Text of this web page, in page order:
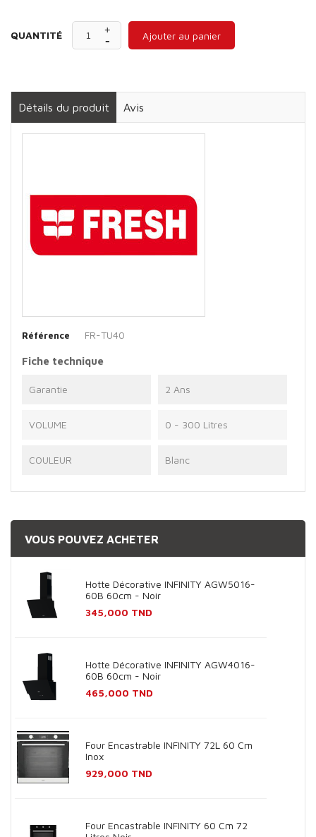
QUANTITÉ Ajouter au panier
Détails du produit Avis
Référence FR-TU40
Fiche technique
Garantie 2 Ans
VOLUME 0 - 300 Litres
COULEUR Blanc
VOUS POUVEZ ACHETER
Hotte Décorative INFINITY AGW5016-
60B 60cm - Noir
Prix
345,000 TND
Hotte Décorative INFINITY AGW4016-
60B 60cm - Noir
Prix
465,000 TND
Four Encastrable INFINITY 72L 60 Cm
Inox
Prix
929,000 TND
Four Encastrable INFINITY 60 Cm 72